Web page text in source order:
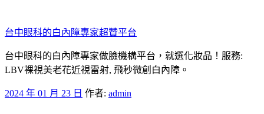
至
主
要
內
台中眼科的白內障專家超贊平台
台中眼科的白內障專家做臉機構平台，就選化妝品！服務:
LBV裸視美老花近視雷射, 飛秒微創白內障。
發
2024 年 01 月 23 日 作者: admin